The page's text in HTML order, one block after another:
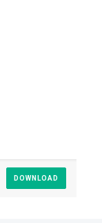
DOWNLOAD